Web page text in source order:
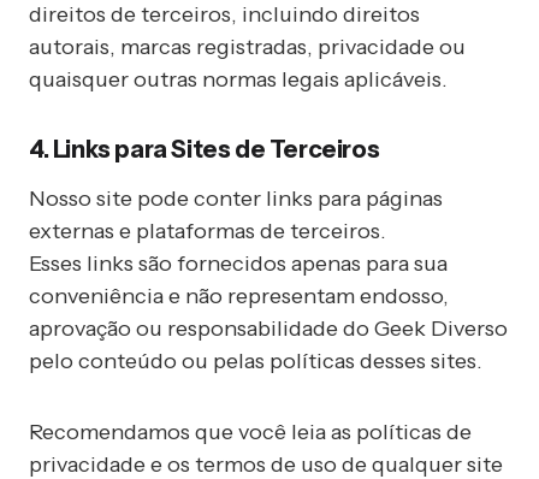
direitos de terceiros, incluindo direitos
autorais, marcas registradas, privacidade ou
quaisquer outras normas legais aplicáveis.
4. Links para Sites de Terceiros
Nosso site pode conter links para páginas
externas e plataformas de terceiros.
Esses links são fornecidos apenas para sua
conveniência e não representam endosso,
aprovação ou responsabilidade do Geek Diverso
pelo conteúdo ou pelas políticas desses sites.
Recomendamos que você leia as políticas de
privacidade e os termos de uso de qualquer site